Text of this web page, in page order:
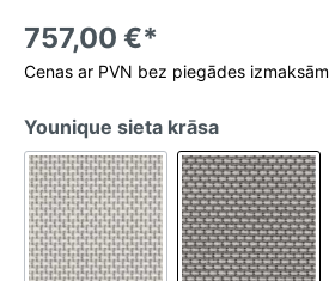
757,00 €*
Cenas ar PVN bez piegādes izmaksām
Younique sieta krāsa